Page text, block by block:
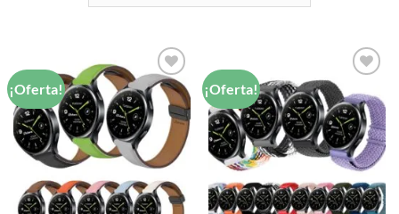
¡Oferta!
Añadir
a la
lista de
deseos
¡Oferta!
a la
lista de
deseos